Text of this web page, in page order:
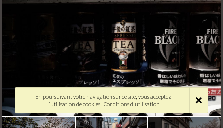
En poursuivant votre navigation sur ce site, vous acceptez
l'utilisation de cookies. Conditions d'utilisation